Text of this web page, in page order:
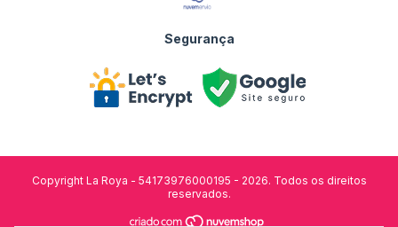
Segurança
Copyright La Roya - 54173976000195 - 2026. Todos os direitos
reservados.